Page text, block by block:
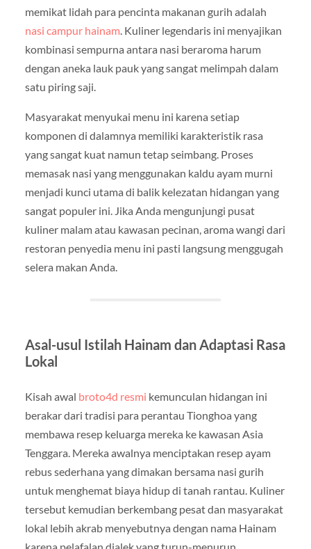
memikat lidah para pencinta makanan gurih adalah
nasi campur hainam. Kuliner legendaris ini menyajikan
kombinasi sempurna antara nasi beraroma harum
dengan aneka lauk pauk yang sangat melimpah dalam
satu piring saji.
Masyarakat menyukai menu ini karena setiap
komponen di dalamnya memiliki karakteristik rasa
yang sangat kuat namun tetap seimbang. Proses
memasak nasi yang menggunakan kaldu ayam murni
menjadi kunci utama di balik kelezatan hidangan yang
sangat populer ini. Jika Anda mengunjungi pusat
kuliner malam atau kawasan pecinan, aroma wangi dari
restoran penyedia menu ini pasti langsung menggugah
selera makan Anda.
Asal-usul Istilah Hainam dan Adaptasi Rasa
Lokal
Kisah awal broto4d resmi kemunculan hidangan ini
berakar dari tradisi para perantau Tionghoa yang
membawa resep keluarga mereka ke kawasan Asia
Tenggara. Mereka awalnya menciptakan resep ayam
rebus sederhana yang dimakan bersama nasi gurih
untuk menghemat biaya hidup di tanah rantau. Kuliner
tersebut kemudian berkembang pesat dan masyarakat
lokal lebih akrab menyebutnya dengan nama Hainam